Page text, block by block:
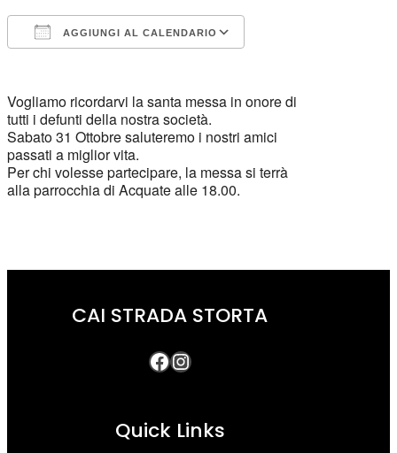
AGGIUNGI AL CALENDARIO
Vogliamo ricordarvi la santa messa in onore di
tutti i defunti della nostra società.
Sabato 31 Ottobre saluteremo i nostri amici
passati a miglior vita.
Per chi volesse partecipare, la messa si terrà
alla parrocchia di Acquate alle 18.00.
CAI STRADA STORTA
Quick Links